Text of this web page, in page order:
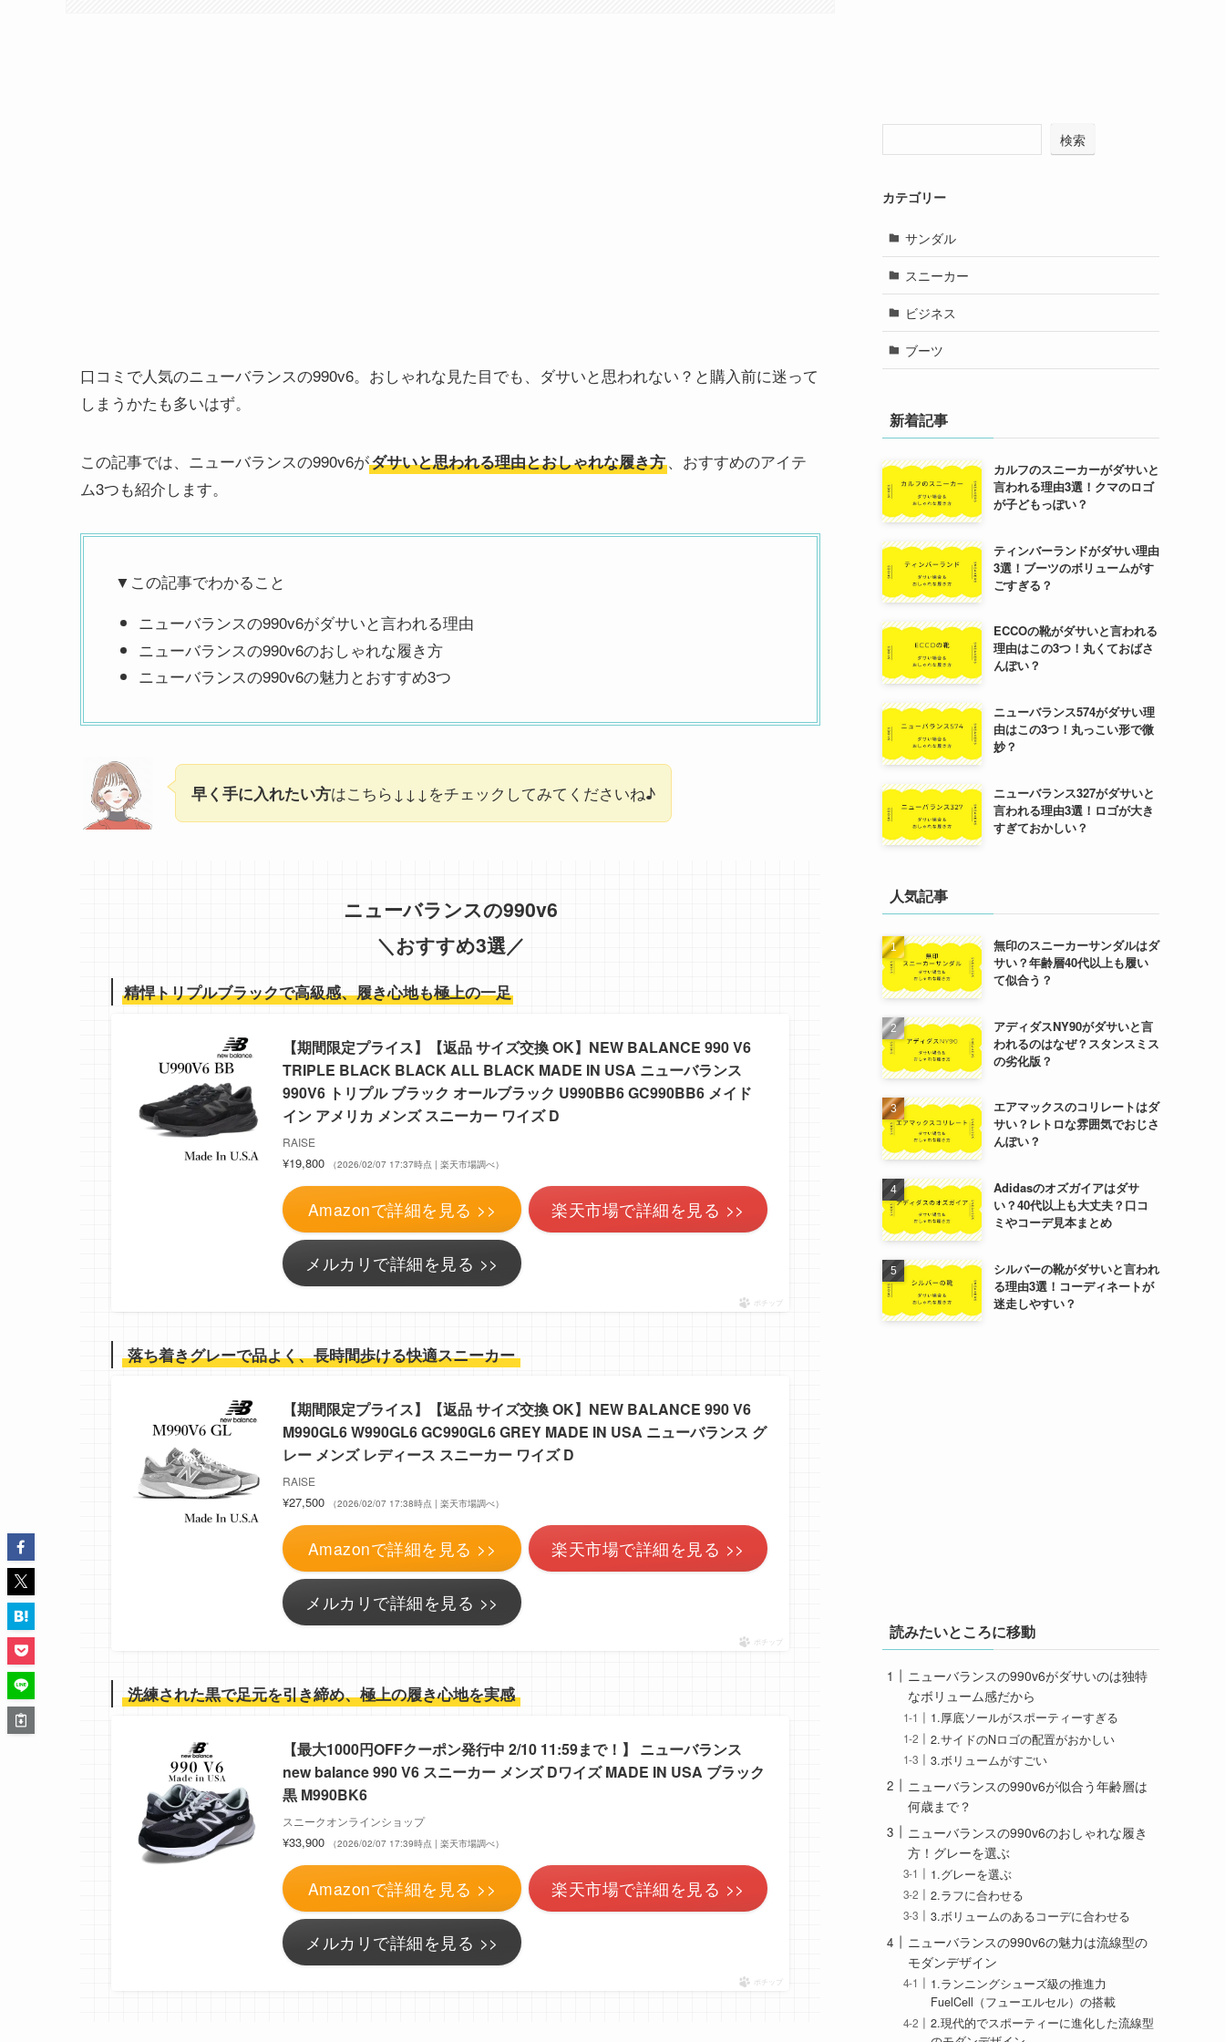
口コミで人気のニューバランスの990v6。おしゃれな見た目でも、ダサいと思われない？と購入前に迷って
しまうかたも多いはず。
この記事では、ニューバランスの990v6がダサいと思われる理由とおしゃれな履き方、おすすめのアイテ
ム3つも紹介します。
▼この記事でわかること
ニューバランスの990v6がダサいと言われる理由
ニューバランスの990v6のおしゃれな履き方
ニューバランスの990v6の魅力とおすすめ3つ
早く手に入れたい方はこちら↓↓↓をチェックしてみてくださいね♪
ニューバランスの990v6
＼おすすめ3選／
精悍トリプルブラックで高級感、履き心地も極上の一足
【期間限定プライス】【返品 サイズ交換 OK】NEW BALANCE 990 V6
TRIPLE BLACK BLACK ALL BLACK MADE IN USA ニューバランス
990V6 トリプル ブラック オールブラック U990BB6 GC990BB6 メイド
イン アメリカ メンズ スニーカー ワイズ D
RAISE
¥19,800 （2026/02/07 17:37時点 | 楽天市場調べ）
Amazonで詳細を見る >> 楽天市場で詳細を見る >>
メルカリで詳細を見る >>
ポチップ
落ち着きグレーで品よく、長時間歩ける快適スニーカー
【期間限定プライス】【返品 サイズ交換 OK】NEW BALANCE 990 V6
M990GL6 W990GL6 GC990GL6 GREY MADE IN USA ニューバランス グ
レー メンズ レディース スニーカー ワイズ D
RAISE
¥27,500 （2026/02/07 17:38時点 | 楽天市場調べ）
Amazonで詳細を見る >> 楽天市場で詳細を見る >>
メルカリで詳細を見る >>
ポチップ
洗練された黒で足元を引き締め、極上の履き心地を実感
【最大1000円OFFクーポン発行中 2/10 11:59まで！】 ニューバランス
new balance 990 V6 スニーカー メンズ Dワイズ MADE IN USA ブラック
黒 M990BK6
スニークオンラインショップ
¥33,900 （2026/02/07 17:39時点 | 楽天市場調べ）
Amazonで詳細を見る >> 楽天市場で詳細を見る >>
メルカリで詳細を見る >>
ポチップ
検索
カテゴリー
サンダル
スニーカー
ビジネス
ブーツ
新着記事
カルフのスニーカーがダサいと
言われる理由3選！クマのロゴ
が子どもっぽい？
ティンバーランドがダサい理由
3選！ブーツのボリュームがす
ごすぎる？
ECCOの靴がダサいと言われる
理由はこの3つ！丸くておばさ
んぽい？
ニューバランス574がダサい理
由はこの3つ！丸っこい形で微
妙？
ニューバランス327がダサいと
言われる理由3選！ロゴが大き
すぎておかしい？
人気記事
無印のスニーカーサンダルはダ
サい？年齢層40代以上も履い
て似合う？
アディダスNY90がダサいと言
われるのはなぜ？スタンスミス
の劣化版？
エアマックスのコリレートはダ
サい？レトロな雰囲気でおじさ
んぽい？
Adidasのオズガイアはダサ
い？40代以上も大丈夫？口コ
ミやコーデ見本まとめ
シルバーの靴がダサいと言われ
る理由3選！コーディネートが
迷走しやすい？
読みたいところに移動
ニューバランスの990v6がダサいのは独特
なボリューム感だから
1.厚底ソールがスポーティーすぎる
2.サイドのNロゴの配置がおかしい
3.ボリュームがすごい
ニューバランスの990v6が似合う年齢層は
何歳まで？
ニューバランスの990v6のおしゃれな履き
方！グレーを選ぶ
1.グレーを選ぶ
2.ラフに合わせる
3.ボリュームのあるコーデに合わせる
ニューバランスの990v6の魅力は流線型の
モダンデザイン
1.ランニングシューズ級の推進力
FuelCell（フューエルセル）の搭載
2.現代的でスポーティーに進化した流線型